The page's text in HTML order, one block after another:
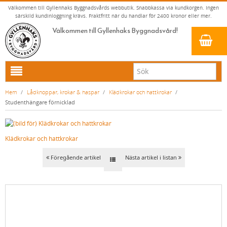
Välkommen till Gyllenhaks Byggnadsvårds webbutik. Snabbkassa via kundkorgen. Ingen
särskild kundinloggning krävs. Fraktfritt när du handlar för 2400 kronor eller mer.
Välkommen till Gyllenhaks Byggnadsvård!
HEM
NYA PRODUKTER
LINOLJEFÄRG & SLAMFÄRG MED MERA
LINOLJEFÄRGER
VITA KULÖRER
MATTA LINOLJEFÄRGER
KLASSISKA KLÄDER
RESISTANT WORK WEAR
BADRUM & KÖK (KRANAR & PORSLIN)
Hem / Lådknoppar, krokar & haspar / Klädkrokar och hattkrokar /
Studenthängare förnicklad
Klädkrokar och hattkrokar
Föregående artikel Nästa artikel i listan